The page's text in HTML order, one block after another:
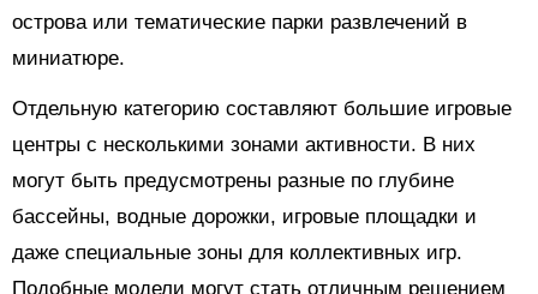
острова или тематические парки развлечений в
миниатюре.
Отдельную категорию составляют большие игровые
центры с несколькими зонами активности. В них
могут быть предусмотрены разные по глубине
бассейны, водные дорожки, игровые площадки и
даже специальные зоны для коллективных игр.
Подобные модели могут стать отличным решением